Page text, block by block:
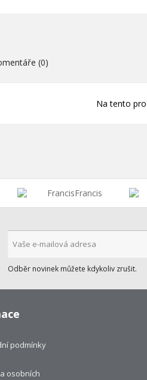
(0)
Na tento
Odběr novinek můžete kdykoliv zrušit.
podmínky
osobních